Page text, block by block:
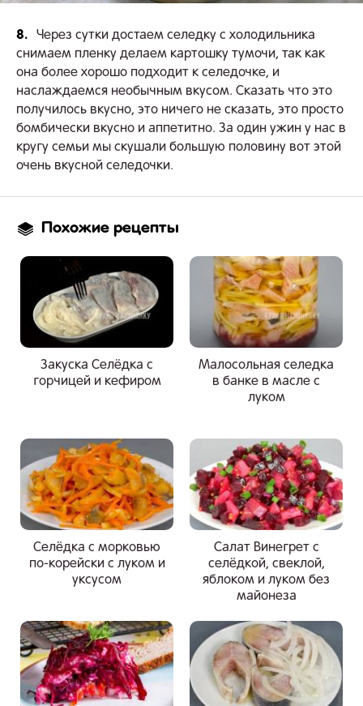
8.
Через сутки достаем селедку с холодильника
снимаем пленку делаем картошку тумочи, так как
она более хорошо подходит к селедочке, и
наслаждаемся необычным вкусом. Сказать что это
получилось вкусно, это ничего не сказать, это просто
бомбически вкусно и аппетитно. За один ужин у нас в
кругу семьи мы скушали большую половину вот этой
очень вкусной селедочки.
Похожие рецепты
Закуска Селёдка с
горчицей и кефиром
Малосольная селедка
в банке в масле с
луком
Селёдка с морковью
по-корейски с луком и
уксусом
Салат Винегрет с
селёдкой, свеклой,
яблоком и луком без
майонеза